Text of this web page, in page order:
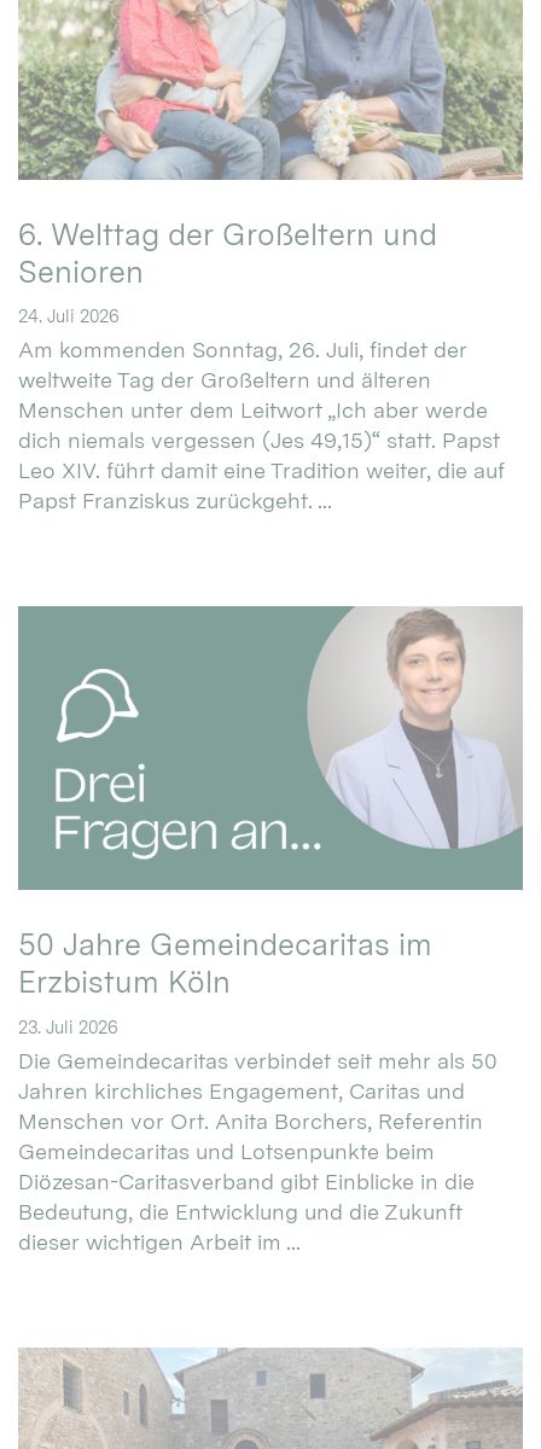
6. Welttag der Großeltern und
Senioren
24. Juli 2026
Am kommenden Sonntag, 26. Juli, findet der
weltweite Tag der Großeltern und älteren
Menschen unter dem Leitwort „Ich aber werde
dich niemals vergessen (Jes 49,15)“ statt. Papst
Leo XIV. führt damit eine Tradition weiter, die auf
Papst Franziskus zurückgeht. ...
50 Jahre Gemeindecaritas im
Erzbistum Köln
23. Juli 2026
Die Gemeindecaritas verbindet seit mehr als 50
Jahren kirchliches Engagement, Caritas und
Menschen vor Ort. Anita Borchers, Referentin
Gemeindecaritas und Lotsenpunkte beim
Diözesan-Caritasverband gibt Einblicke in die
Bedeutung, die Entwicklung und die Zukunft
dieser wichtigen Arbeit im ...